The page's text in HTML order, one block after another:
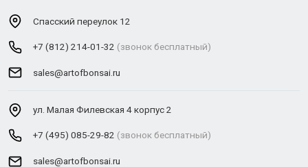
Спасский переулок 12
+7 (812) 214-01-32 (звонок бесплатный)
sales@artofbonsai.ru
ул. Малая Филевская 4 корпус 2
+7 (495) 085-29-82 (звонок бесплатный)
sales@artofbonsai.ru